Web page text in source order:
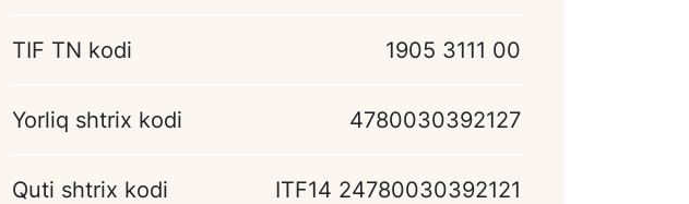
TIF TN kodi 1905 3111 00
Yorliq shtrix kodi 4780030392127
Quti shtrix kodi ITF14 24780030392121